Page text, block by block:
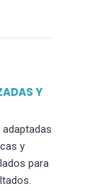
Y
adaptadas
y
para